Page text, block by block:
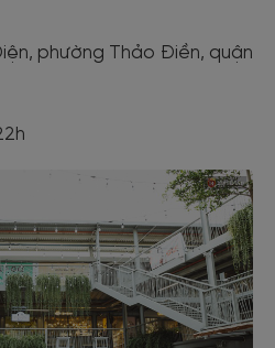
phường Thảo Điền, quận